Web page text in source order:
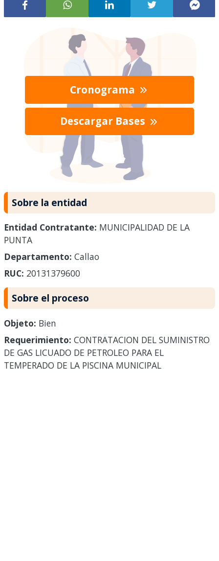
Cronograma
Descargar Bases
Sobre la entidad
Entidad Contratante: MUNICIPALIDAD DE LA
PUNTA
Departamento: Callao
RUC: 20131379600
Sobre el proceso
Objeto: Bien
Requerimiento: CONTRATACION DEL SUMINISTRO
DE GAS LICUADO DE PETROLEO PARA EL
TEMPERADO DE LA PISCINA MUNICIPAL